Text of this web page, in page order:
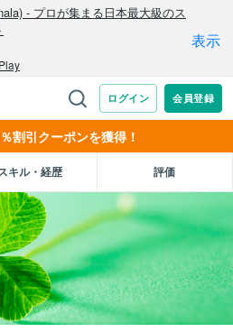
割引クーポンを獲得！
キル・経歴 評価